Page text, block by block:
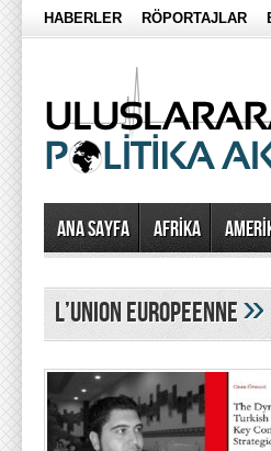
HABERLER RÖPORTAJLAR
Ana Sayfa AFRİKA
l’union europeenne»